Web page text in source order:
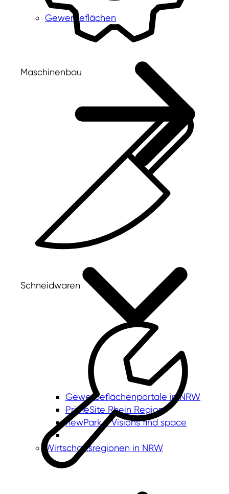
Gewerbeflächen
Gewerbeflächenportale in NRW
PrimeSite Rhein Region
newPark - Visions find space
Wirtschaftsregionen in NRW
Maschinenbau
Schneidwaren